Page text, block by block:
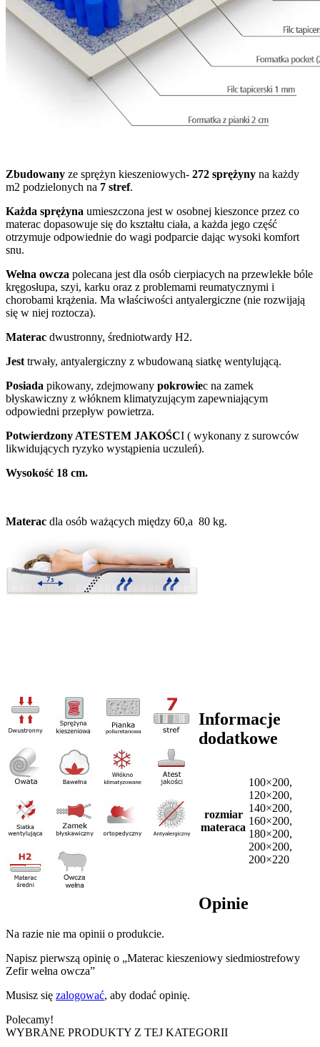
Zbudowany ze sprężyn kieszeniowych- 272 sprężyny na każdy
m2 podzielonych na 7 stref.
Każda sprężyna umieszczona jest w osobnej kieszonce przez co
materac dopasowuje się do kształtu ciała, a każda jego część
otrzymuje odpowiednie do wagi podparcie dając wysoki komfort
snu.
Wełna owcza polecana jest dla osób cierpiacych na przewlekłe bóle
kręgosłupa, szyi, karku oraz z problemami reumatycznymi i
chorobami krążenia. Ma właściwości antyalergiczne (nie rozwijają
się w niej roztocza).
Materac dwustronny, średniotwardy H2.
Jest trwały, antyalergiczny z wbudowaną siatkę wentylującą.
Posiada pikowany, zdejmowany pokrowiec na zamek
błyskawiczny z włóknem klimatyzującym zapewniającym
odpowiedni przepływ powietrza.
Potwierdzony ATESTEM JAKOŚCI ( wykonany z surowców
likwidujących ryzyko wystąpienia uczuleń).
Wysokość 18 cm.
Materac dla osób ważących między 60,a 80 kg.
Informacje
dodatkowe
rozmiar
materaca
100×200,
120×200,
140×200,
160×200,
180×200,
200×200,
200×220
Opinie
Na razie nie ma opinii o produkcie.
Napisz pierwszą opinię o „Materac kieszeniowy siedmiostrefowy
Zefir wełna owcza”
Musisz się zalogować, aby dodać opinię.
Polecamy!
WYBRANE PRODUKTY Z TEJ KATEGORII